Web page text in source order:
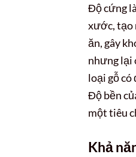
Độ cứng
xước, tạo
ăn, gây
nhưng lại
loại gỗ có
Độ bền
một tiêu
Khả